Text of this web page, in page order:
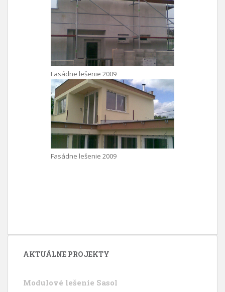
Fasádne lešenie 2009
Fasádne lešenie 2009
AKTUÁLNE PROJEKTY
Modulové lešenie Sasol